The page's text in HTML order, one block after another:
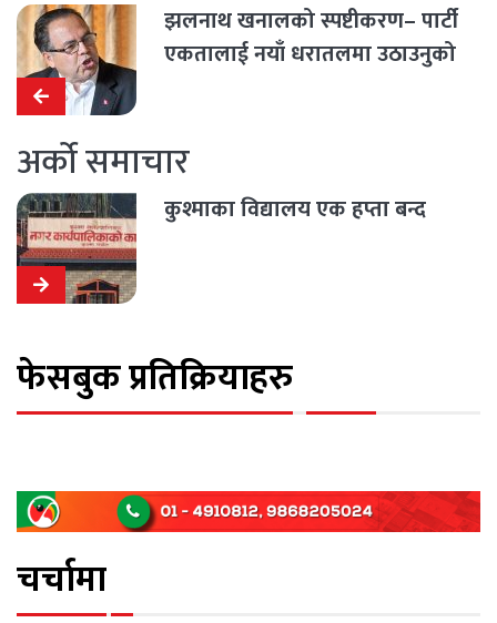
झलनाथ खनालको स्पष्टीकरण– पार्टी
एकतालाई नयाँ धरातलमा उठाउनुको
अर्को समाचार
कुश्माका विद्यालय एक हप्ता बन्द
फेसबुक प्रतिक्रियाहरु
चर्चामा